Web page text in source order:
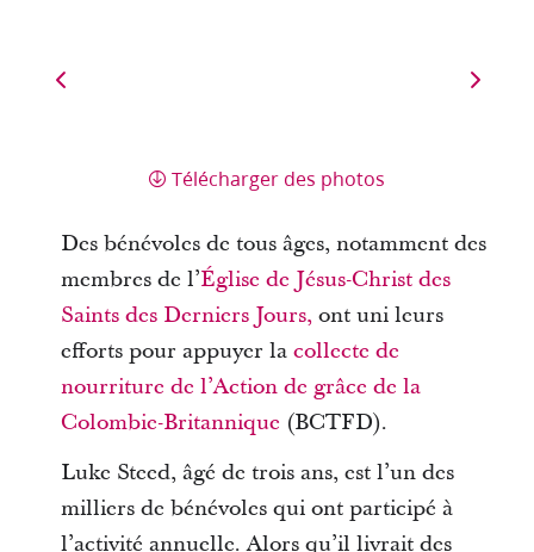
Télécharger des photos
Des bénévoles de tous âges, notamment des
membres de l’Église de Jésus-Christ des
Saints des Derniers Jours,ont uni leurs
efforts pour appuyer la collecte de
nourriture de l’Action de grâce de la
Colombie-Britannique (BCTFD).
Luke Steed, âgé de trois ans, est l’un des
milliers de bénévoles qui ont participé à
l’activité annuelle. Alors qu’il livrait des